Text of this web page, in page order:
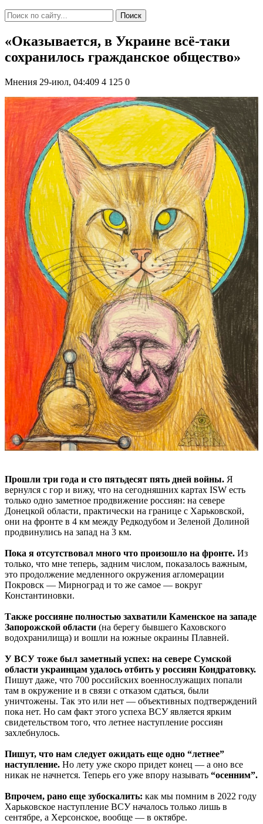
Поиск
«Оказывается, в Украине всё-таки
сохранилось гражданское общество»
Мнения 29-июл, 04:409 4 125 0
Прошли три года и сто пятьдесят пять дней войны. Я
вернулся с гор и вижу, что на сегодняшних картах ISW есть
только одно заметное продвижение россиян: на севере
Донецкой области, практически на границе с Харьковской,
они на фронте в 4 км между Редкодубом и Зеленой Долиной
продвинулись на запад на 3 км.
Пока я отсутствовал много что произошло на фронте. Из
только, что мне теперь, задним числом, показалось важным,
это продолжение медленного окружения агломерации
Покровск — Мирноград и то же самое — вокруг
Константиновки.
Также россияне полностью захватили Каменское на западе
Запорожской области (на берегу бывшего Каховского
водохранилища) и вошли на южные окраины Плавней.
У ВСУ тоже был заметный успех: на севере Сумской
области украинцам удалось отбить у россиян Кондратовку.
Пишут даже, что 700 российских военнослужащих попали
там в окружение и в связи с отказом сдаться, были
уничтожены. Так это или нет — объективных подтверждений
пока нет. Но сам факт этого успеха ВСУ является ярким
свидетельством того, что летнее наступление россиян
захлебнулось.
Пишут, что нам следует ожидать еще одно “летнее”
наступление. Но лету уже скоро придет конец — а оно все
никак не начнется. Теперь его уже впору называть “осенним”.
Впрочем, рано еще зубоскалить: как мы помним в 2022 году
Харьковское наступление ВСУ началось только лишь в
сентябре, а Херсонское, вообще — в октябре.